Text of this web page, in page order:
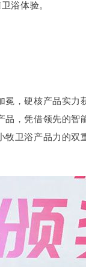
浴体验。
冕，硬核产品实力
品，凭借领先的智
牧卫浴产品力的双